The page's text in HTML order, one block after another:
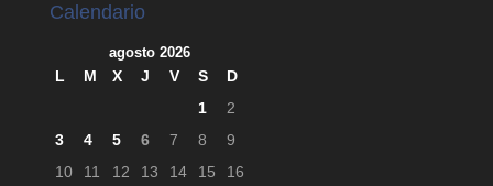
Calendario
agosto 2026
L M X J V S
D
1
2
3
4 5 6 7 8
9
10
11 12 13 14 15
16